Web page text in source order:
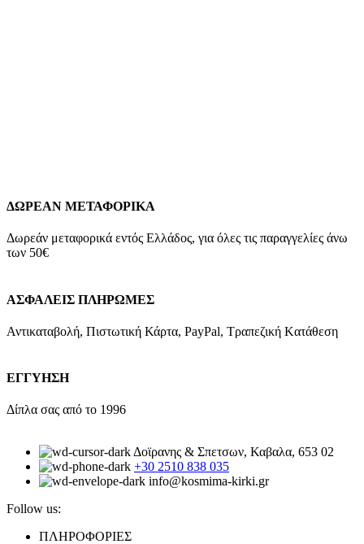
ΔΩΡΕΑΝ ΜΕΤΑΦΟΡΙΚΑ
Δωρεάν μεταφορικά εντός Ελλάδος, για όλες τις παραγγελίες άνω
των 50€
ΑΣΦΑΛΕΙΣ ΠΛΗΡΩΜΕΣ
Αντικαταβολή, Πιστωτική Κάρτα, PayPal, Τραπεζική Kατάθεση
ΕΓΓΥΗΣΗ
Δίπλα σας από το 1996
Δοϊρανης & Σπετσων, Καβαλα, 653 02
+30 2510 838 035
info@kosmima-kirki.gr
Follow us:
ΠΛΗΡΟΦΟΡΙΕΣ